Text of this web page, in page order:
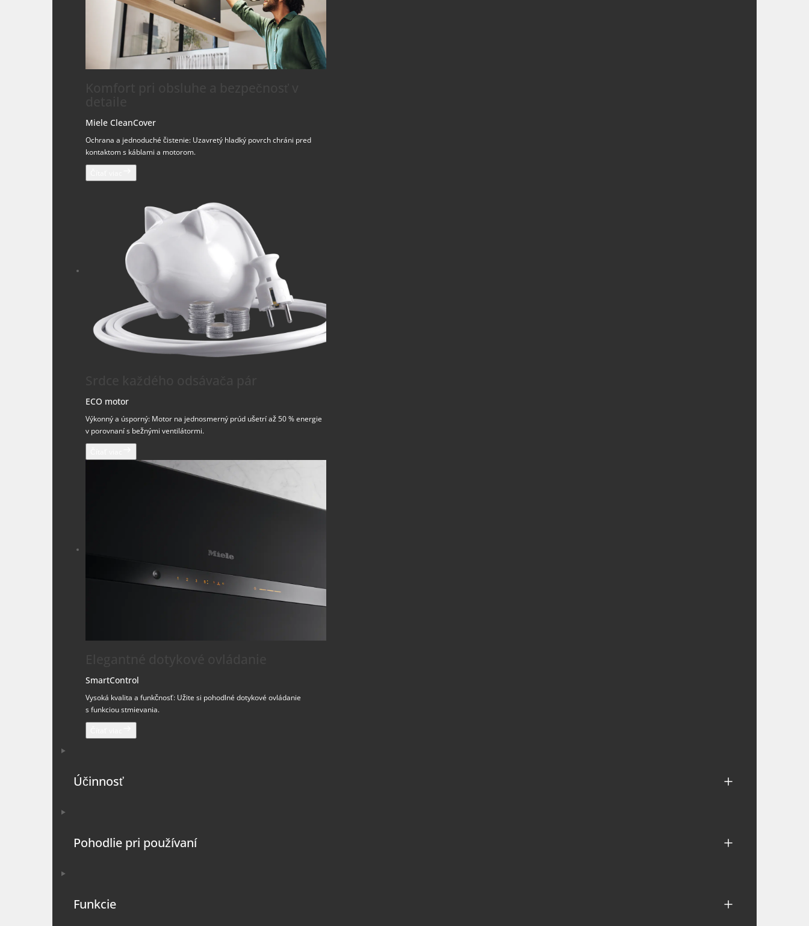
Miele CleanCover
Ochrana a jednoduché čistenie: Uzavretý hladký povrch chráni pred
kontaktom s káblami a motorom.
ECO motor
Výkonný a úsporný: Motor na jednosmerný prúd ušetrí až 50 % energie
v porovnaní s bežnými ventilátormi.
SmartControl
Vysoká kvalita a funkčnosť: Užite si pohodlné dotykové ovládanie
s funkciou stmievania.
Účinnosť
Pohodlie pri používaní
Funkcie